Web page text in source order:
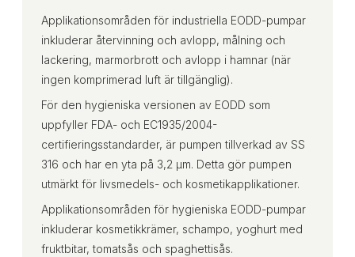
Applikationsområden för industriella EODD-pumpar
inkluderar återvinning och avlopp, målning och
lackering, marmorbrott och avlopp i hamnar (när
ingen komprimerad luft är tillgänglig).
För den hygieniska versionen av EODD som
uppfyller FDA- och EC1935/2004-
certifieringsstandarder, är pumpen tillverkad av SS
316 och har en yta på 3,2 μm. Detta gör pumpen
utmärkt för livsmedels- och kosmetikapplikationer.
Applikationsområden för hygieniska EODD-pumpar
inkluderar kosmetikkrämer, schampo, yoghurt med
fruktbitar, tomatsås och spaghettisås.